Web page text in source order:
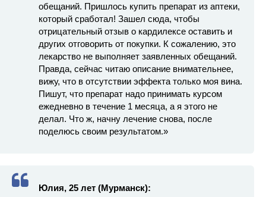
обещаний. Пришлось купить препарат из аптеки,
который сработал! Зашел сюда, чтобы
отрицательный отзыв о кардилексе оставить и
других отговорить от покупки. К сожалению, это
лекарство не выполняет заявленных обещаний.
Правда, сейчас читаю описание внимательнее,
вижу, что в отсутствии эффекта только моя вина.
Пишут, что препарат надо принимать курсом
ежедневно в течение 1 месяца, а я этого не
делал. Что ж, начну лечение снова, после
поделюсь своим результатом.»
Юлия, 25 лет (Мурманск):